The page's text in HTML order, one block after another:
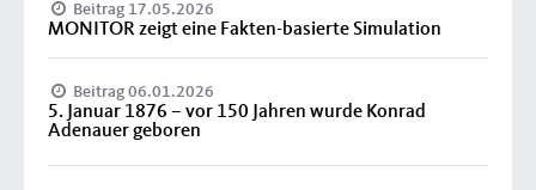
Beitrag 17.05.2026
MONITOR zeigt eine Fakten-basierte Simulation
Beitrag 06.01.2026
5. Januar 1876 – vor 150 Jahren wurde Konrad
Adenauer geboren